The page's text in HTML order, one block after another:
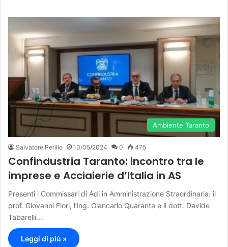
Ambiente Taranto
Salvatore Perillo 10/05/2024 0 475
Confindustria Taranto: incontro tra le
imprese e Acciaierie d’Italia in AS
Presenti i Commissari di Adi in Amministrazione Straordinaria: il
prof. Giovanni Fiori, l’ing. Giancarlo Quaranta e il dott. Davide
Tabarelli.…
Leggi di più »